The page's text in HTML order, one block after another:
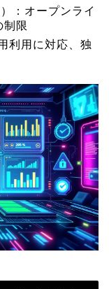
：オープンライ
制限
利用に対応、独